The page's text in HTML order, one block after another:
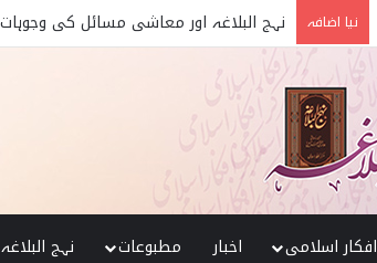
نیا اضافہ نہج البلاغہ میں حقیقی شیعہ کی پہچان
افکار اسلامی اخبار مطبوعات نہج البلاغہ